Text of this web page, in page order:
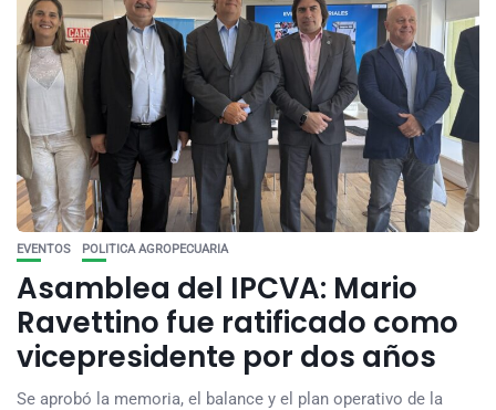
EVENTOS POLITICA AGROPECUARIA
Asamblea del IPCVA: Mario
Ravettino fue ratificado como
vicepresidente por dos años
Se aprobó la memoria, el balance y el plan operativo de la